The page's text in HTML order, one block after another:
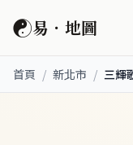
☯易．地圖
首頁 / 新北市 / 三輝